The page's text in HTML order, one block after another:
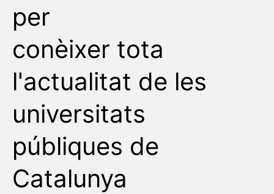
per
conèixer tota
l'actualitat de les
universitats
públiques de
Catalunya